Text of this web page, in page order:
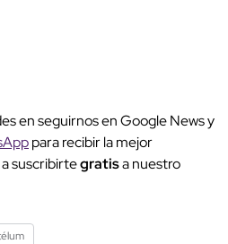
en seguirnos en Google News y
para recibir la mejor
suscribirtegratisa nuestro